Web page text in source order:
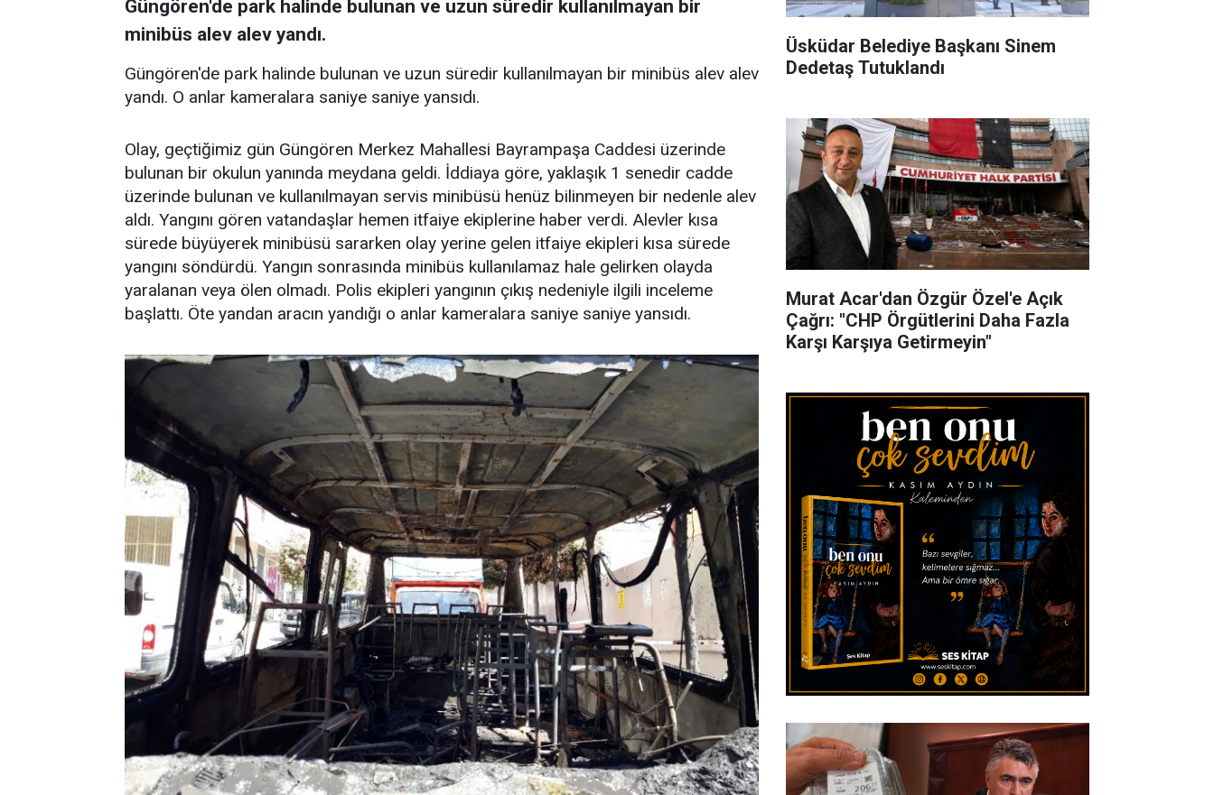
Güngören'de park halinde bulunan ve uzun süredir kullanılmayan bir
minibüs alev alev yandı.
Güngören'de park halinde bulunan ve uzun süredir kullanılmayan bir minibüs alev alev
yandı. O anlar kameralara saniye saniye yansıdı.
Olay, geçtiğimiz gün Güngören Merkez Mahallesi Bayrampaşa Caddesi üzerinde
bulunan bir okulun yanında meydana geldi. İddiaya göre, yaklaşık 1 senedir cadde
üzerinde bulunan ve kullanılmayan servis minibüsü henüz bilinmeyen bir nedenle alev
aldı. Yangını gören vatandaşlar hemen itfaiye ekiplerine haber verdi. Alevler kısa
sürede büyüyerek minibüsü sararken olay yerine gelen itfaiye ekipleri kısa sürede
yangını söndürdü. Yangın sonrasında minibüs kullanılamaz hale gelirken olayda
yaralanan veya ölen olmadı. Polis ekipleri yangının çıkış nedeniyle ilgili inceleme
başlattı. Öte yandan aracın yandığı o anlar kameralara saniye saniye yansıdı.
Üsküdar Belediye Başkanı Sinem
Dedetaş Tutuklandı
Murat Acar'dan Özgür Özel'e Açık
Çağrı: "CHP Örgütlerini Daha Fazla
Karşı Karşıya Getirmeyin"